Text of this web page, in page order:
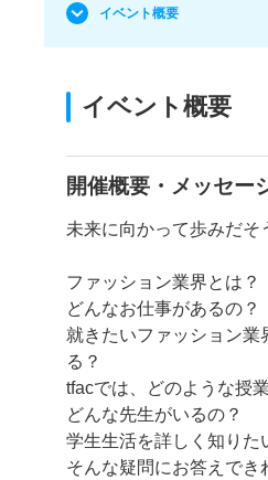
イベント概要
イベント概要
開催概要・メッセー
未来に向かって歩みだそ
ファッション業界とは？
どんなお仕事があるの？
就きたいファッション業
る？
tfacでは、どのような授
どんな先生がいるの？
学生生活を詳しく知りた
そんな疑問にお答えでき